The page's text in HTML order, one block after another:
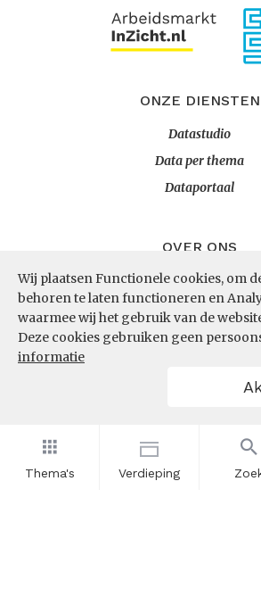
Thema's Verdieping
Wij plaatsen Functionele cookies, om
behoren te laten functioneren en
waarmee wij het gebruik van de
Deze cookies gebruiken geen
informatie
ONZE DIENSTEN
Datastudio
Data per thema
Dataportaal
OVER ONS
InZicht
Contact